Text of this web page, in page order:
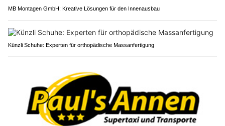
MB Montagen GmbH: Kreative Lösungen für den Innenausbau
Künzli Schuhe: Experten für orthopädische Massanfertigung